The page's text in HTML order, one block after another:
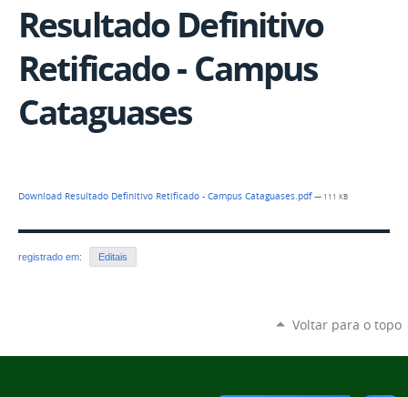
Resultado Definitivo
Retificado - Campus
Cataguases
Download Resultado Definitivo Retificado - Campus Cataguases.pdf— 111 KB
registrado em: Editais
Voltar para o topo